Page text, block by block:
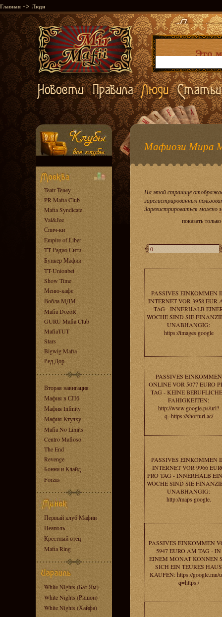
Главная -> Люди
Teatr Teney
PR Mafia Club
Mafia Syndicate
Val&Jee
Спич-ки
Empire of Liber
TT-Радио Сити
Бункер Мафии
TT-Unionbet
Show Time
Меню-кафе
Вобла МДМ
Mafia DozoR
GURU Mafia Club
MafiaTUT
Stars
Bigwig Mafia
Ред Дор
Вторая навигация
Мафия в СПб
Мафия Infinity
Мафия Ктулху
Mafia No Limits
Centro Mafioso
The End
Revenge
Бонни и Клайд
Forzas
Первый клуб Мафии
Неаполь
Крёстный отец
Mafia Ring
White Nights (Бат Ям)
White Nights (Ришон)
White Nights (Хайфа)
Мафиози Мира
На этой странице
зарегистрированных
Зарегистрироваться можно
показать
PASSIVES EINKOMMEN
INTERNET VOR 3958 EUR
TAG - INNERHALB
WOCHE SIND SIE
UNABHANGIG:
https://images.google
PASSIVES EINKOMMEN
ONLINE VOR 5077 EURO
TAG - KEINE
FAHIGKEITEN:
http://www.google.ps/url?
q=https://shorturl.ac/
PASSIVES EINKOMMEN
INTERNET VOR 9966
PRO TAG - INNERHALB
WOCHE SIND SIE
UNABHANGIG:
http://maps.google.
PASSIVES EINKOMMEN
5947 EURO AM TAG - IN
EINEM MONAT KONNEN
SICH EIN TEURES HAUS
KAUFEN: https://google.mn/
q=https:/